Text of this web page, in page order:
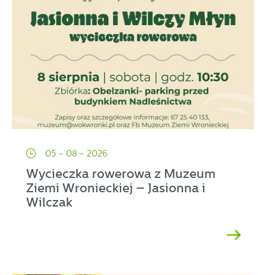
05 - 08 - 2026
Wycieczka rowerowa z Muzeum
Ziemi Wronieckiej – Jasionna i
Wilczak